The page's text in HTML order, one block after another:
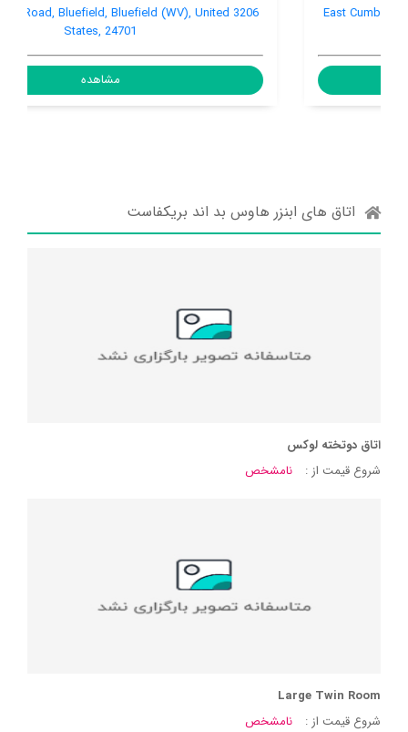
3206 E. Cumberland Road, Bluefield, Bluefield (WV), United
اتاق های ابنزر هاوس بد اند بریکفاست
اتاق دوتخته لوکس
شروع قیمت از :
نامشخص
Large Twin Room
شروع قیمت از :
نامشخص